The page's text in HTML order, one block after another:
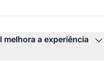
a experiência